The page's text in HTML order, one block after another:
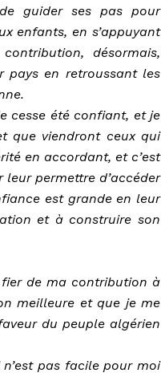
guider ses pas pour
enfants, en s’appuyant
désormais,
pays en retroussant les
cesse été confiant, et je
que viendront ceux qui
en accordant, et c’est
permettre d’accéder
est grande en leur
et à construire son
fier de ma contribution à
meilleure et que je me
du peuple algérien
pas facile pour moi